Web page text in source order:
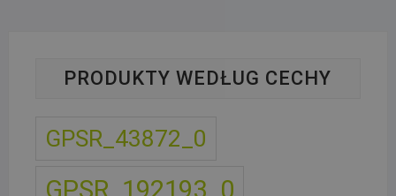
PRODUKTY WEDŁUG CECHY
GPSR_43872_0